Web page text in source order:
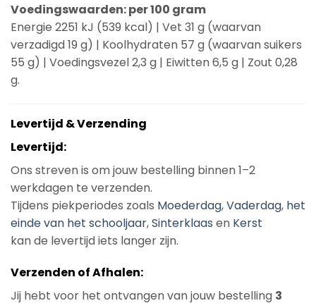
Voedingswaarden: per 100 gram
Energie 2251 kJ (539 kcal) | Vet 31 g (waarvan
verzadigd 19 g) | Koolhydraten 57 g (waarvan suikers
55 g) | Voedingsvezel 2,3 g | Eiwitten 6,5 g | Zout 0,28
g.
Levertijd & Verzending
Levertijd:
Ons streven is om jouw bestelling binnen 1–2
werkdagen te verzenden.
Tijdens piekperiodes zoals Moederdag,Vaderdag, het
einde van het schooljaar,Sinterklaas en Kerst
kan de levertijd iets langer zijn.
Verzenden of Afhalen:
Jij hebt voor het ontvangen van jouw bestelling 3